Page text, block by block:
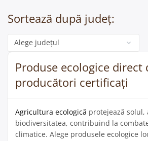
Sortează după județ:
Categorie
Produse ecologice direct
producători certificați
Agricultura ecologică protejează solul,
biodiversitatea, contribuind la
climatice. Alege produsele ecologice